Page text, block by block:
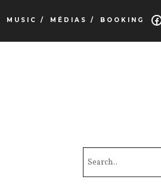
MUSIC / MÉDIAS / BOOKING